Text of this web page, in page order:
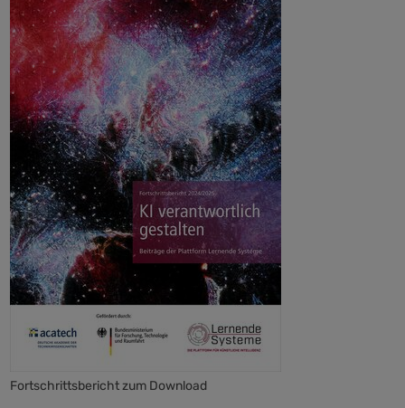
Fortschrittsbericht zum Download